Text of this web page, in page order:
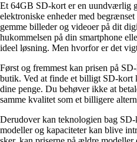
Et 64GB SD-kort er en uundværlig
elektroniske enheder med
gemme billeder og videoer på dit
hukommelsen på din smartphone
ideel løsning. Men hvorfor er det
Først og fremmest kan prisen på
butik. Ved at finde et billigt SD-kort
dine penge. Du behøver ikke at
samme kvalitet som et billigere
Derudover kan teknologien bag
modeller og kapaciteter kan blive